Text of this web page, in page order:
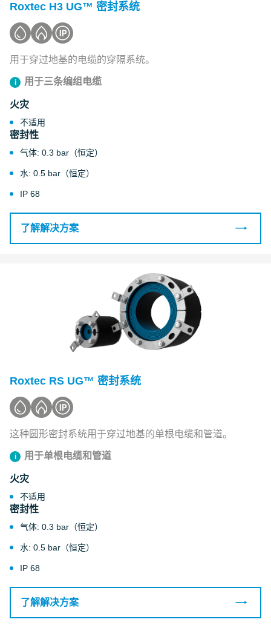
Roxtec H3 UG™ 密封系统
用于穿过地基的电缆的穿隔系统。
用于三条编组电缆
火灾
不适用
密封性
气体: 0.3 bar（恒定）
水: 0.5 bar（恒定）
IP 68
了解解决方案
Roxtec RS UG™ 密封系统
这种圆形密封系统用于穿过地基的单根电缆和管道。
用于单根电缆和管道
火灾
不适用
密封性
气体: 0.3 bar（恒定）
水: 0.5 bar（恒定）
IP 68
了解解决方案